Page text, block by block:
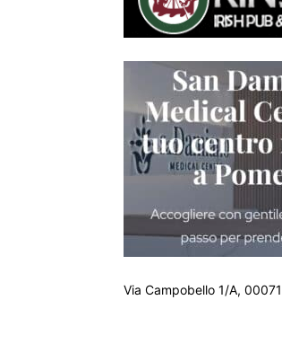
Via Campobello 1/A,